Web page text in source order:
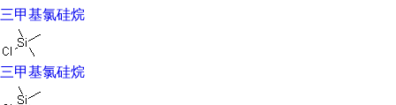
用途: 可用于生产各种有机硅化合物，是生产六甲基二硅
氮（胺）烷和六甲基二硅氧烷的主要原料
三甲基氯硅烷
三甲基氯硅烷（trimethyl chlorosilane）为无色透明液体，
三甲基氯硅烷
三甲基氯硅烷